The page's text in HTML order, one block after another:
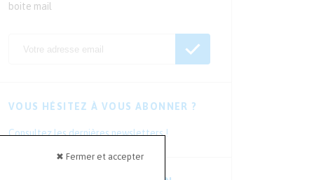
✖ Fermer et accepter
boite mail
VOUS HÉSITEZ À VOUS ABONNER ?
Consultez les dernières newsletters !